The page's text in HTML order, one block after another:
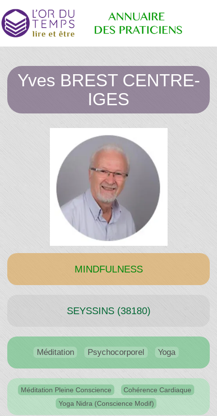
Annuaire
des
Praticiens
"L'Or du
Temps"
praticiens
conseillé
Yves BREST CENTRE-
IGES
MINDFULNESS
SEYSSINS (38180)
Méditation Psychocorporel Yoga
Méditation Pleine Conscience
Cohérence Cardiaque
Yoga Nidra (Conscience Modif)